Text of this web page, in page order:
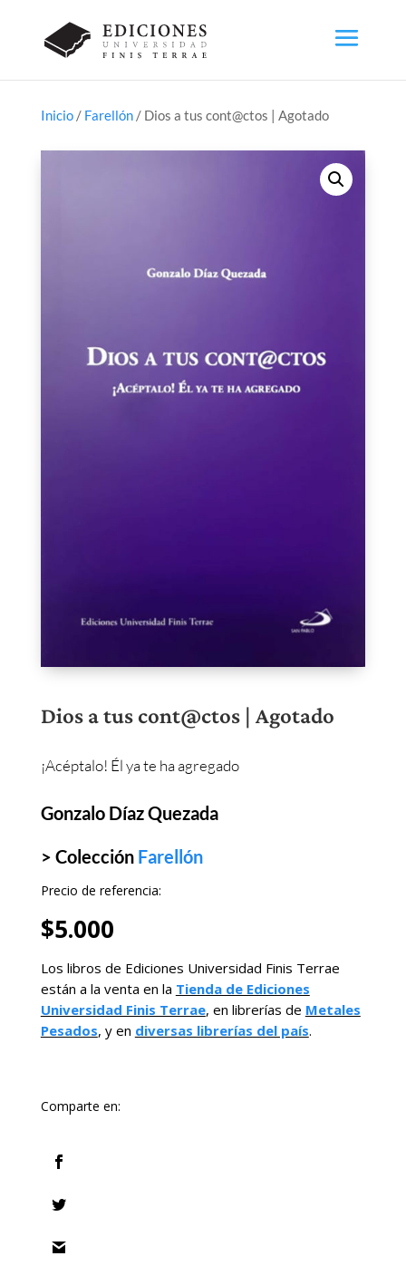
Inicio/ Farellón/ Dios a tus cont@ctos | Agotado
Dios a tus cont@ctos | Agotado
¡Acéptalo! Él ya te ha agregado
Gonzalo Díaz Quezada
> Colección Farellón
Precio de referencia:
$5.000
Los libros de Ediciones Universidad Finis Terrae
están a la venta en la Tienda de Ediciones
Universidad Finis Terrae, en librerías de Metales
Pesados, y en diversas librerías del país.
Comparte en: